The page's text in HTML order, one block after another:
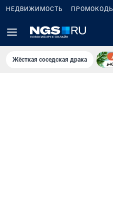
НЕДВИЖИМОСТЬ ПРОМОКОДЫ
Жёсткая соседская драка